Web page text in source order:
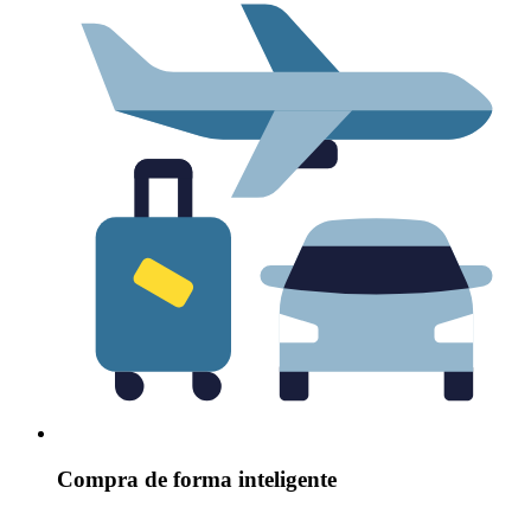
Compra de forma inteligente